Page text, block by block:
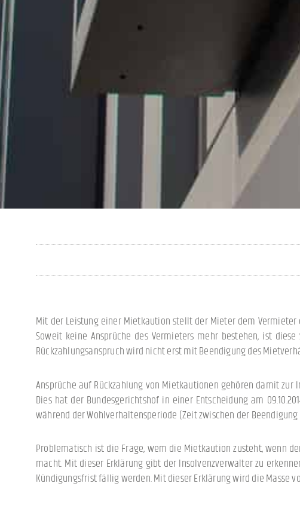
Mit der Leistung einer Mietkaution stellt der Mieter dem
Soweit keine Ansprüche des Vermieters mehr bestehen, ist
Rückzahlungsanspruch wird nicht erst mit Beendigung des
Ansprüche auf Rückzahlung von Mietkautionen gehören damit
Dies hat der Bundesgerichtshof in einer Entscheidung am
während der Wohlverhaltensperiode (Zeit zwischen der
Problematisch ist die Frage, wem die Mietkaution zusteht, wenn
macht. Mit dieser Erklärung gibt der Insolvenzverwalter zu
Kündigungsfrist fällig werden. Mit dieser Erklärung wird die Masse